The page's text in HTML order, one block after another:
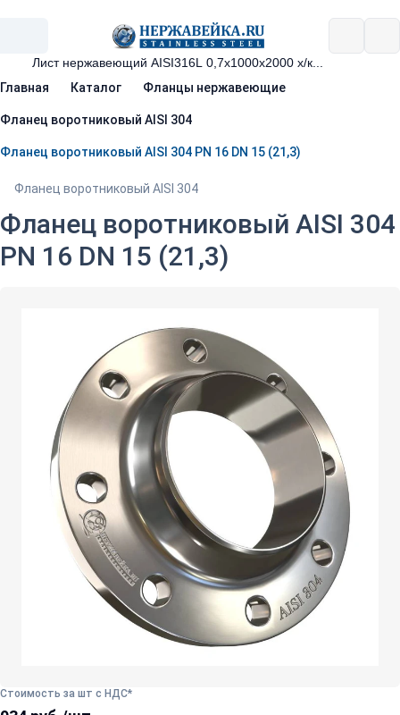
Главная Каталог Фланцы нержавеющие
Фланец воротниковый AISI 304
Фланец воротниковый AISI 304 PN 16 DN 15 (21,3)
Фланец воротниковый AISI 304
Фланец воротниковый AISI 304
PN 16 DN 15 (21,3)
Стоимость за шт с НДС*